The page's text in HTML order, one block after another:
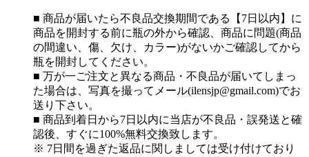
■ 商品が届いたら不良品交換期間である【7日以内】に
商品を開封する前に瓶の外から確認、商品に問題(商品
の間違い、傷、欠け、カラー)がないかご確認してから
瓶を開封してください。
■ 万が一ご注文と異なる商品・不良品が届いてしまっ
た場合は、写真を撮ってメール(ilensjp@gmail.com)でお
送り下さい。
■ 商品到着日から7日以内に当店が不良品・誤発送と確
認後、すぐに100%無料交換致します。
※ 7日間を過ぎた返品に関しましては受け付けており